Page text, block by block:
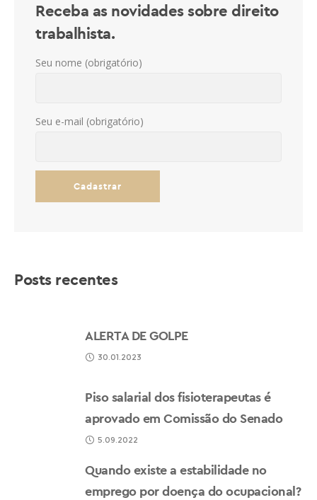
Receba as novidades sobre direito
trabalhista.
Seu nome (obrigatório)
Seu e-mail (obrigatório)
Posts recentes
ALERTA DE GOLPE
30.01.2023
Piso salarial dos fisioterapeutas é
aprovado em Comissão do Senado
5.09.2022
Quando existe a estabilidade no
emprego por doença do ocupacional?